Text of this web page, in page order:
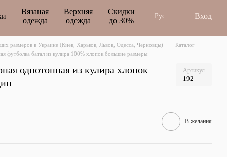
Вязаная
одежда
Верхняя
одежда
Скидки
до 30%
Рус Вход
размеров в Украине (Киев, Харьков, Львов, Одесса, Черновцы)
Каталог
футболка батал из кулира 100% хлопок большие размеры
однотонная из кулира хлопок
Артикул
192
В желания